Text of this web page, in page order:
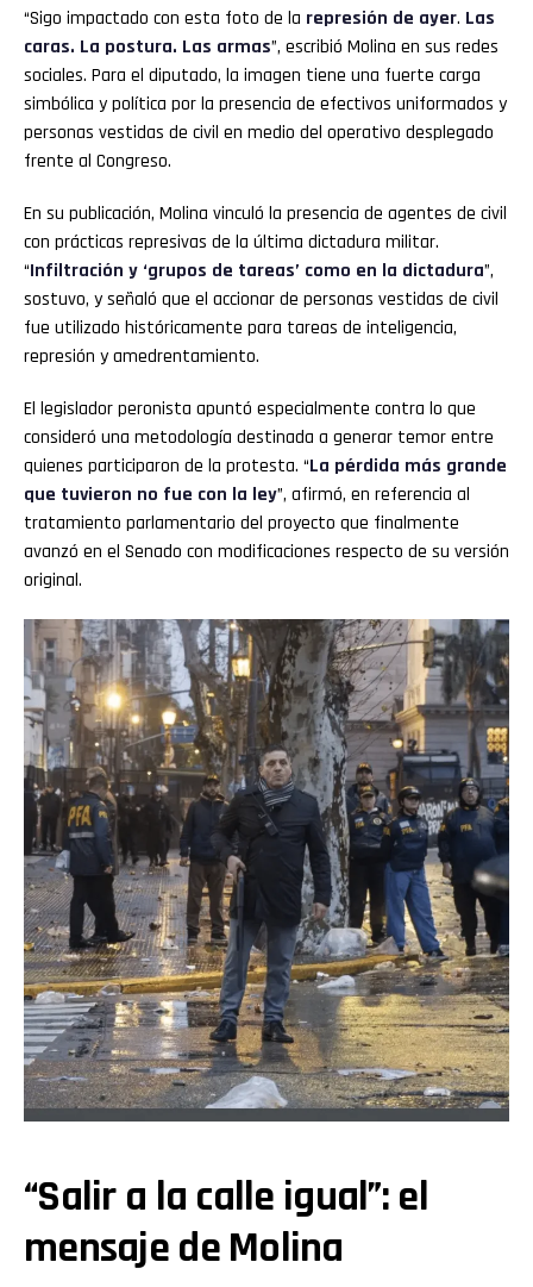
“Sigo impactado con esta foto de la represión de ayer. Las
caras. La postura. Las armas”, escribió Molina en sus redes
sociales. Para el diputado, la imagen tiene una fuerte carga
simbólica y política por la presencia de efectivos uniformados y
personas vestidas de civil en medio del operativo desplegado
frente al Congreso.
En su publicación, Molina vinculó la presencia de agentes de civil
con prácticas represivas de la última dictadura militar.
“Infiltración y ‘grupos de tareas’ como en la dictadura”,
sostuvo, y señaló que el accionar de personas vestidas de civil
fue utilizado históricamente para tareas de inteligencia,
represión y amedrentamiento.
El legislador peronista apuntó especialmente contra lo que
consideró una metodología destinada a generar temor entre
quienes participaron de la protesta. “La pérdida más grande
que tuvieron no fue con la ley”, afirmó, en referencia al
tratamiento parlamentario del proyecto que finalmente
avanzó en el Senado con modificaciones respecto de su versión
original.
“Salir a la calle igual”: el
mensaje de Molina